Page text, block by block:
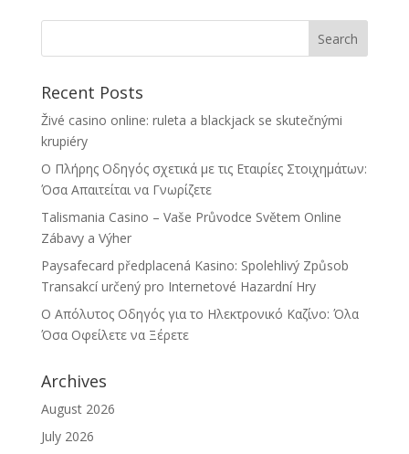
Recent Posts
Živé casino online: ruleta a blackjack se skutečnými
krupiéry
Ο Πλήρης Οδηγός σχετικά με τις Εταιρίες Στοιχημάτων:
Όσα Απαιτείται να Γνωρίζετε
Talismania Casino – Vaše Průvodce Světem Online
Zábavy a Výher
Paysafecard předplacená Kasino: Spolehlivý Způsob
Transakcí určený pro Internetové Hazardní Hry
Ο Απόλυτος Οδηγός για το Ηλεκτρονικό Καζίνο: Όλα
Όσα Οφείλετε να Ξέρετε
Archives
August 2026
July 2026